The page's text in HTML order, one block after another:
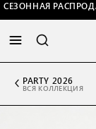
СЕЗОННАЯ
PARTY 2026
ВСЯ КОЛЛЕКЦИЯ